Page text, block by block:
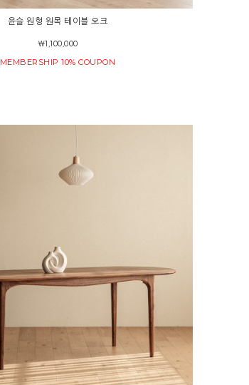
윤슬 원형 원목 테이블 오크
￦1,100,000
MEMBERSHIP 10% COUPON